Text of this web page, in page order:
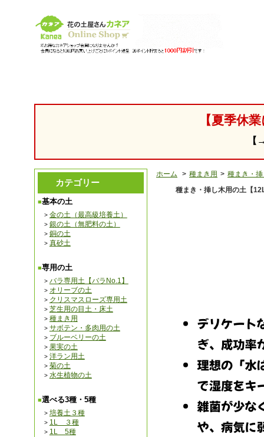
【夏季休
【
カテゴリー
基本の土
金の土（最高級培養土）
銀の土（無肥料の土）
銅の土
真砂土
専用の土
バラ専用土【バラNo.1】
オリーブの土
クリスマスローズ専用土
芝生用の目土・床土
種まき用
サボテン・多肉用の土
ブルーベリーの土
果実の土
洋ラン用土
菊の土
水生植物の土
選べる3種・5種
培養土３種
1L ３種
1L 5種
ホーム > 種まき用 > 種まき・
種まき・挿し木用の土【